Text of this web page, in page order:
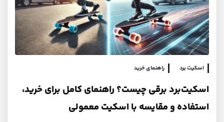
اسکیت برد راهنمای خرید
اسکیت‌برد برقی چیست؟ راهنمای کامل برای خرید،
استفاده و مقایسه با اسکیت معمولی